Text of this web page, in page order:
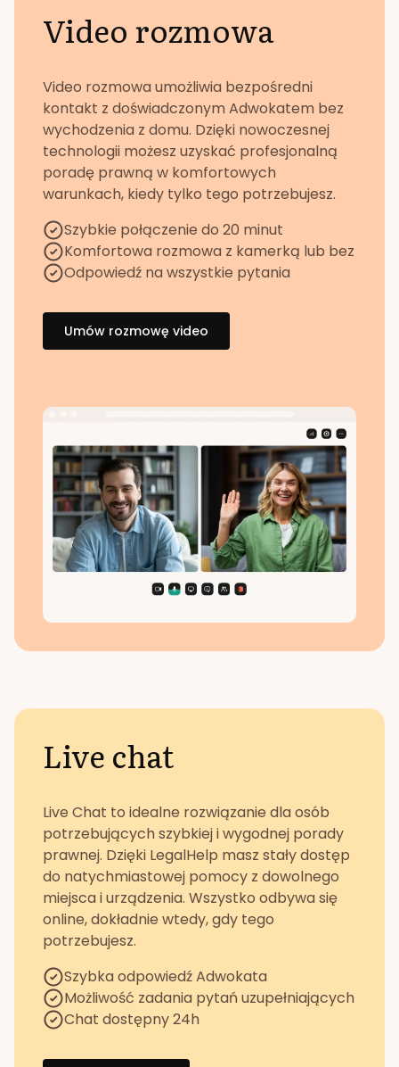
Video rozmowa
Video rozmowa umożliwia bezpośredni
kontakt z doświadczonym Adwokatem bez
wychodzenia z domu. Dzięki nowoczesnej
technologii możesz uzyskać profesjonalną
poradę prawną w komfortowych
warunkach, kiedy tylko tego potrzebujesz.
Szybkie połączenie do 20 minut
Komfortowa rozmowa z kamerką lub bez
Odpowiedź na wszystkie pytania
Umów rozmowę video
Live chat
Live Chat to idealne rozwiązanie dla osób
potrzebujących szybkiej i wygodnej porady
prawnej. Dzięki LegalHelp masz stały dostęp
do natychmiastowej pomocy z dowolnego
miejsca i urządzenia. Wszystko odbywa się
online, dokładnie wtedy, gdy tego
potrzebujesz.
Szybka odpowiedź Adwokata
Możliwość zadania pytań uzupełniających
Chat dostępny 24h